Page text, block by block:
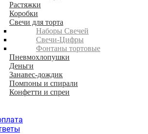
Растяжки
Коробки
Свечи для торта
Наборы Свечей
Свечи-Цифры
Фонтаны тортовые
Пневмохлопушки
Деньги
Занавес-дождик
Помпоны и спирали
Конфетти и спреи